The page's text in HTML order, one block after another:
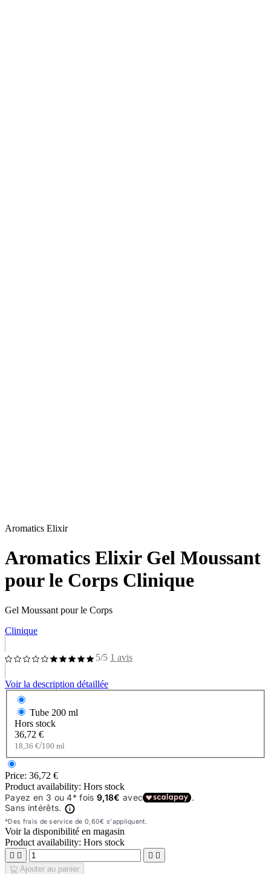
Aromatics Elixir
Aromatics Elixir Gel Moussant
pour le Corps Clinique
Gel Moussant pour le Corps
Clinique
5/5 1 avis
Voir la description détaillée
Tube 200 ml
Hors stock
36,72 €
18,36 €/100 ml
Price: 36,72 €
Product availability: Hors stock
Voir la disponibilité en magasin
Product availability: Hors stock
   
Ajouter au panier